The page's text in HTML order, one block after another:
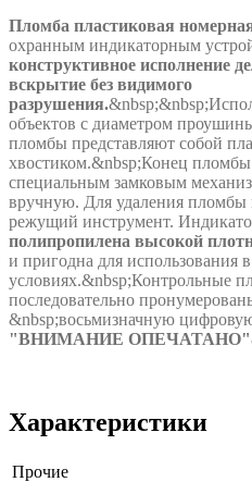
Пломба пластиковая
охранным индикаторным
конструктивное исполнение
вскрытие без видимого
разрушения.
объектов с диаметром
пломбы представляют собой
хвостиком.&nbsp;Конец пломбы
специальным замковым
вручную. Для удаления пломбы
режущий инструмент.
полипропилена высокой
и пригодна для использования
условиях.&nbsp;Контрольные
последовательно
&nbsp;восьмизначную
"ВНИМАНИЕ ОПЕЧАТАНО"
Характеристики
Прочие